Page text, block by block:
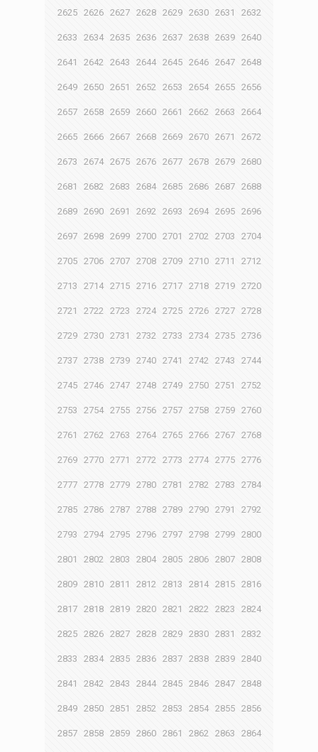
2625 2626 2627 2628 2629 2630 2631 2632
2633 2634 2635 2636 2637 2638 2639 2640
2641 2642 2643 2644 2645 2646 2647 2648
2649 2650 2651 2652 2653 2654 2655 2656
2657 2658 2659 2660 2661 2662 2663 2664
2665 2666 2667 2668 2669 2670 2671 2672
2673 2674 2675 2676 2677 2678 2679 2680
2681 2682 2683 2684 2685 2686 2687 2688
2689 2690 2691 2692 2693 2694 2695 2696
2697 2698 2699 2700 2701 2702 2703 2704
2705 2706 2707 2708 2709 2710 2711 2712
2713 2714 2715 2716 2717 2718 2719 2720
2721 2722 2723 2724 2725 2726 2727 2728
2729 2730 2731 2732 2733 2734 2735 2736
2737 2738 2739 2740 2741 2742 2743 2744
2745 2746 2747 2748 2749 2750 2751 2752
2753 2754 2755 2756 2757 2758 2759 2760
2761 2762 2763 2764 2765 2766 2767 2768
2769 2770 2771 2772 2773 2774 2775 2776
2777 2778 2779 2780 2781 2782 2783 2784
2785 2786 2787 2788 2789 2790 2791 2792
2793 2794 2795 2796 2797 2798 2799 2800
2801 2802 2803 2804 2805 2806 2807 2808
2809 2810 2811 2812 2813 2814 2815 2816
2817 2818 2819 2820 2821 2822 2823 2824
2825 2826 2827 2828 2829 2830 2831 2832
2833 2834 2835 2836 2837 2838 2839 2840
2841 2842 2843 2844 2845 2846 2847 2848
2849 2850 2851 2852 2853 2854 2855 2856
2857 2858 2859 2860 2861 2862 2863 2864